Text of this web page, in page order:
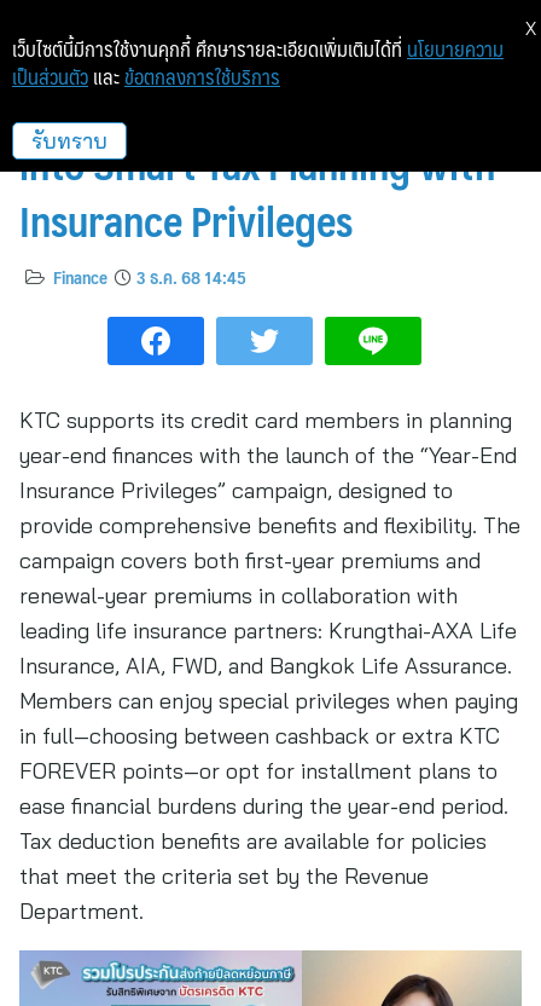
KTC Turns Year-End Stress
into Smart Tax Planning with
Insurance Privileges
Finance 3 ธ.ค. 68 14:45
KTC supports its credit card members in planning
year-end finances with the launch of the “Year-End
Insurance Privileges” campaign, designed to
provide comprehensive benefits and flexibility. The
campaign covers both first-year premiums and
renewal-year premiums in collaboration with
leading life insurance partners: Krungthai-AXA Life
Insurance, AIA, FWD, and Bangkok Life Assurance.
Members can enjoy special privileges when paying
in full—choosing between cashback or extra KTC
FOREVER points—or opt for installment plans to
ease financial burdens during the year-end period.
Tax deduction benefits are available for policies
that meet the criteria set by the Revenue
Department.
เว็บไซต์นี้มีการใช้งานคุกกี้ ศึกษารายละเอียดเพิ่มเติมได้ที่ นโยบายความ
เป็นส่วนตัว และ ข้อตกลงการใช้บริการ
รับทราบ
X